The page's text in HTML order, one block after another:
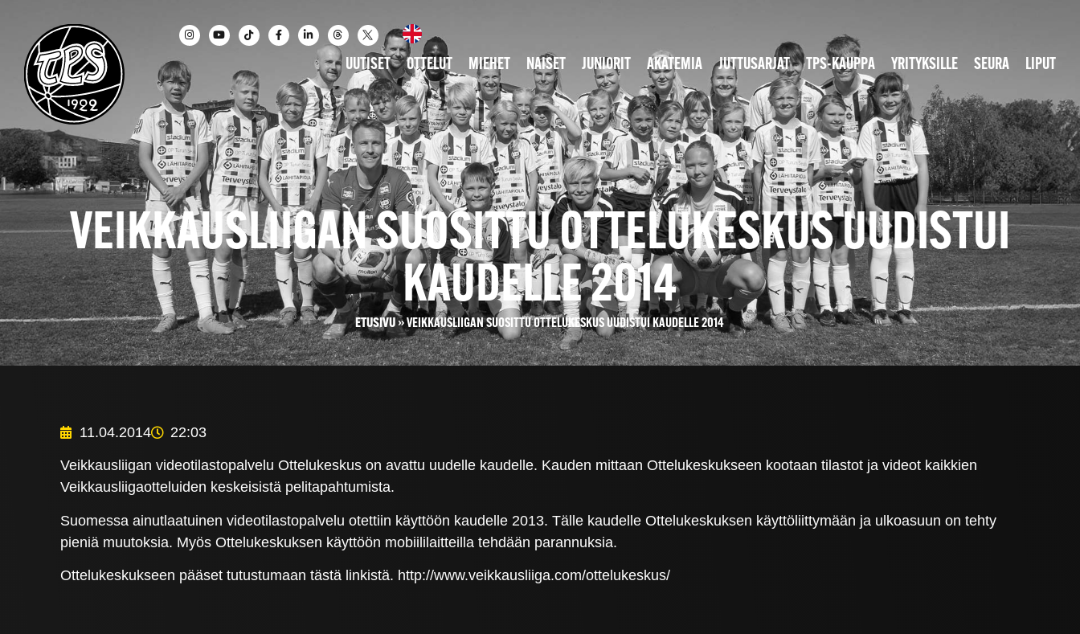
UUTISET OTTELUT MIEHET NAISET JUNIORIT AKATEMIA JUTTUSARJAT TPS-KAUPPA YRITYKSILLE SEURA LIPUT
VEIKKAUSLIIGAN SUOSITTU OTTELUKESKUS UUDISTUI
KAUDELLE 2014
ETUSIVU»VEIKKAUSLIIGAN SUOSITTU OTTELUKESKUS UUDISTUI KAUDELLE 2014
11.04.2014 22:03
Veikkausliigan videotilastopalvelu Ottelukeskus on avattu uudelle kaudelle. Kauden mittaan Ottelukeskukseen kootaan tilastot ja videot kaikkien
Veikkausliigaotteluiden keskeisistä pelitapahtumista.
Suomessa ainutlaatuinen videotilastopalvelu otettiin käyttöön kaudelle 2013. Tälle kaudelle Ottelukeskuksen käyttöliittymään ja ulkoasuun on tehty
pieniä muutoksia. Myös Ottelukeskuksen käyttöön mobiililaitteilla tehdään parannuksia.
Ottelukeskukseen pääset tutustumaan tästä linkistä. http://www.veikkausliiga.com/ottelukeskus/